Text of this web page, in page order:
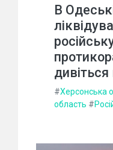
В
дивіться
#Херсонська
область #